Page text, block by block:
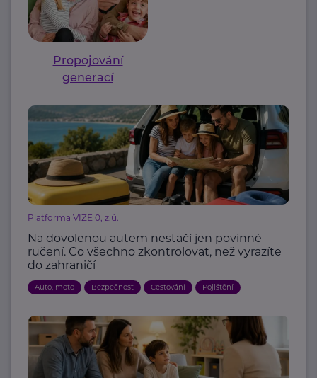
Propojování
generací
Platforma VIZE 0, z.ú.
Na dovolenou autem nestačí jen povinné
ručení. Co všechno zkontrolovat, než vyrazíte
do zahraničí
Auto, moto Bezpečnost Cestování Pojištění